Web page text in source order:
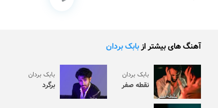
آهنگ های بیشتر ازبابک بردان
بابک بردان
نقطه صفر
بابک بردان
برگرد